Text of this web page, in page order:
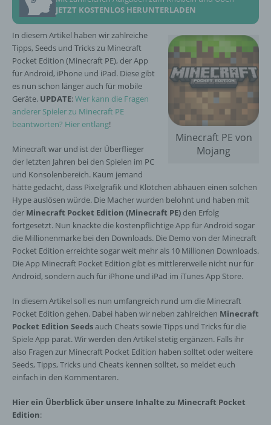
JETZT KOSTENLOS HERUNTERLADEN
Minecraft PE von
Mojang
In diesem Artikel haben wir zahlreiche
Tipps, Seeds und Tricks zu Minecraft
Pocket Edition (Minecraft PE), der App
für Android, iPhone und iPad. Diese gibt
es nun schon länger auch für mobile
Geräte. UPDATE:Wer kann die Fragen
anderer Spieler zu Minecraft PE
beantworten? Hier entlang!
Minecraft war und ist der Überflieger
der letzten Jahren bei den Spielen im PC
und Konsolenbereich. Kaum jemand
hätte gedacht, dass Pixelgrafik und Klötchen abhauen einen solchen
Hype auslösen würde. Die Macher wurden belohnt und haben mit
der Minecraft Pocket Edition (Minecraft PE) den Erfolg
fortgesetzt. Nun knackte die kostenpflichtige App für Android sogar
die Millionenmarke bei den Downloads. Die Demo von der Minecraft
Pocket Edition erreichte sogar weit mehr als 10 Millionen Downloads.
Die App Minecraft Pocket Edition gibt es mittlererweile nicht nur für
Android, sondern auch für iPhone und iPad im iTunes App Store.
In diesem Artikel soll es nun umfangreich rund um die Minecraft
Pocket Edition gehen. Dabei haben wir neben zahlreichen Minecraft
Pocket Edition Seedsauch Cheats sowie Tipps und Tricks für die
Spiele App parat. Wir werden den Artikel stetig ergänzen. Falls ihr
also Fragen zur Minecraft Pocket Edition haben solltet oder weitere
Seeds, Tipps, Tricks und Cheats kennen solltet, so meldet euch
einfach in den Kommentaren.
Hier ein Überblick über unsere Inhalte zu Minecraft Pocket
Edition: